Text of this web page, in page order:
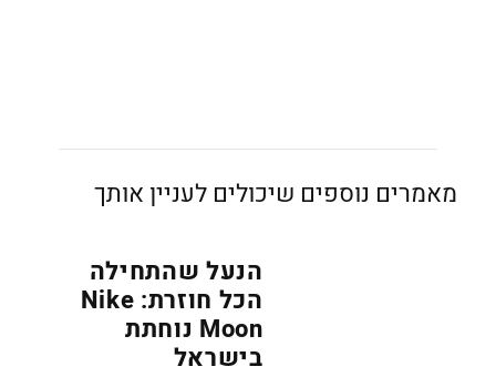
מאמרים נוספים שיכולים לעניין אותך
הנעל שהתחילה
הכל חוזרת: Nike
Moon נוחתת
בישראל